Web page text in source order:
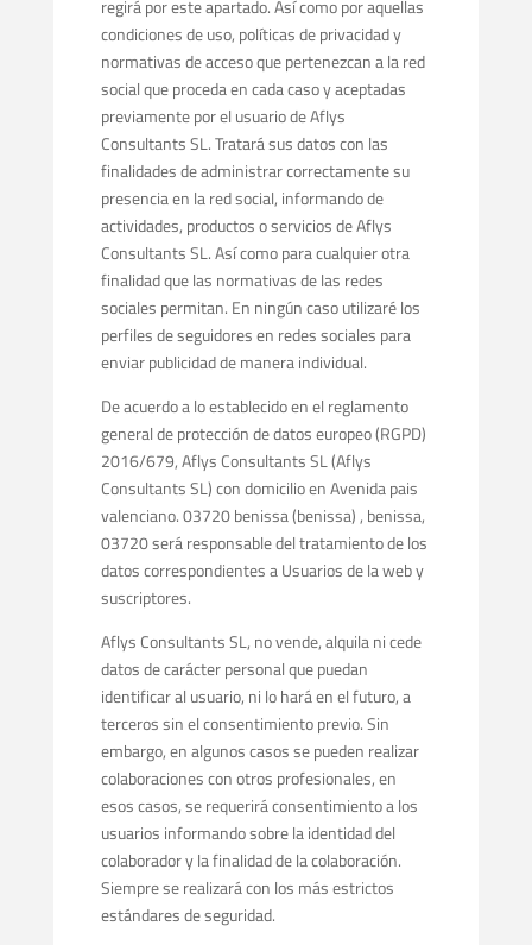
regirá por este apartado. Así como por aquellas
condiciones de uso, políticas de privacidad y
normativas de acceso que pertenezcan a la red
social que proceda en cada caso y aceptadas
previamente por el usuario de Aflys
Consultants SL. Tratará sus datos con las
finalidades de administrar correctamente su
presencia en la red social, informando de
actividades, productos o servicios de Aflys
Consultants SL. Así como para cualquier otra
finalidad que las normativas de las redes
sociales permitan. En ningún caso utilizaré los
perfiles de seguidores en redes sociales para
enviar publicidad de manera individual.
De acuerdo a lo establecido en el reglamento
general de protección de datos europeo (RGPD)
2016/679, Aflys Consultants SL (Aflys
Consultants SL) con domicilio en Avenida pais
valenciano. 03720 benissa (benissa) , benissa,
03720 será responsable del tratamiento de los
datos correspondientes a Usuarios de la web y
suscriptores.
Aflys Consultants SL, no vende, alquila ni cede
datos de carácter personal que puedan
identificar al usuario, ni lo hará en el futuro, a
terceros sin el consentimiento previo. Sin
embargo, en algunos casos se pueden realizar
colaboraciones con otros profesionales, en
esos casos, se requerirá consentimiento a los
usuarios informando sobre la identidad del
colaborador y la finalidad de la colaboración.
Siempre se realizará con los más estrictos
estándares de seguridad.